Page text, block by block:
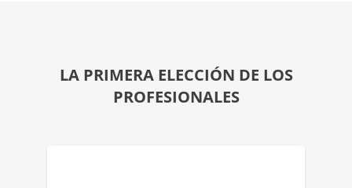
LA PRIMERA ELECCIÓN DE LOS
PROFESIONALES